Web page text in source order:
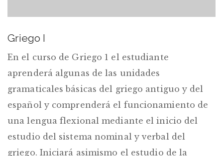
Griego I
En el curso de Griego 1 el estudiante
aprenderá algunas de las unidades
gramaticales básicas del griego antiguo y del
español y comprenderá el funcionamiento de
una lengua flexional mediante el inicio del
estudio del sistema nominal y verbal del
griego. Iniciará asimismo el estudio de la